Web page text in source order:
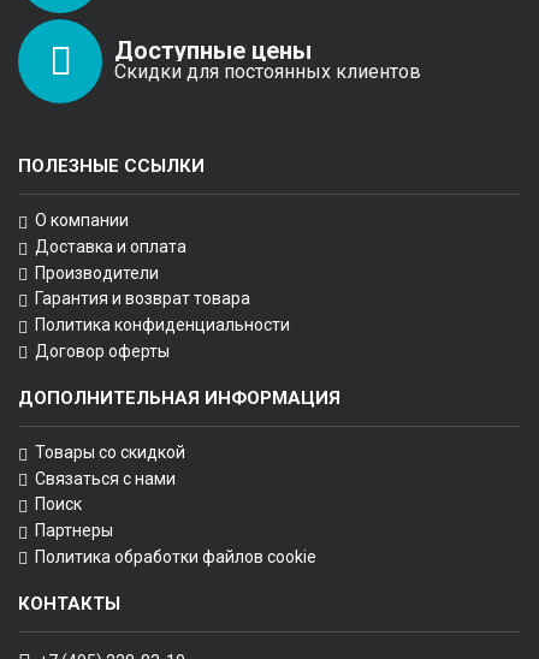
Доступные цены
Скидки для постоянных клиентов
ПОЛЕЗНЫЕ ССЫЛКИ
О компании
Доставка и оплата
Производители
Гарантия и возврат товара
Политика конфиденциальности
Договор оферты
ДОПОЛНИТЕЛЬНАЯ ИНФОРМАЦИЯ
Товары со скидкой
Связаться с нами
Поиск
Партнеры
Политика обработки файлов cookie
КОНТАКТЫ